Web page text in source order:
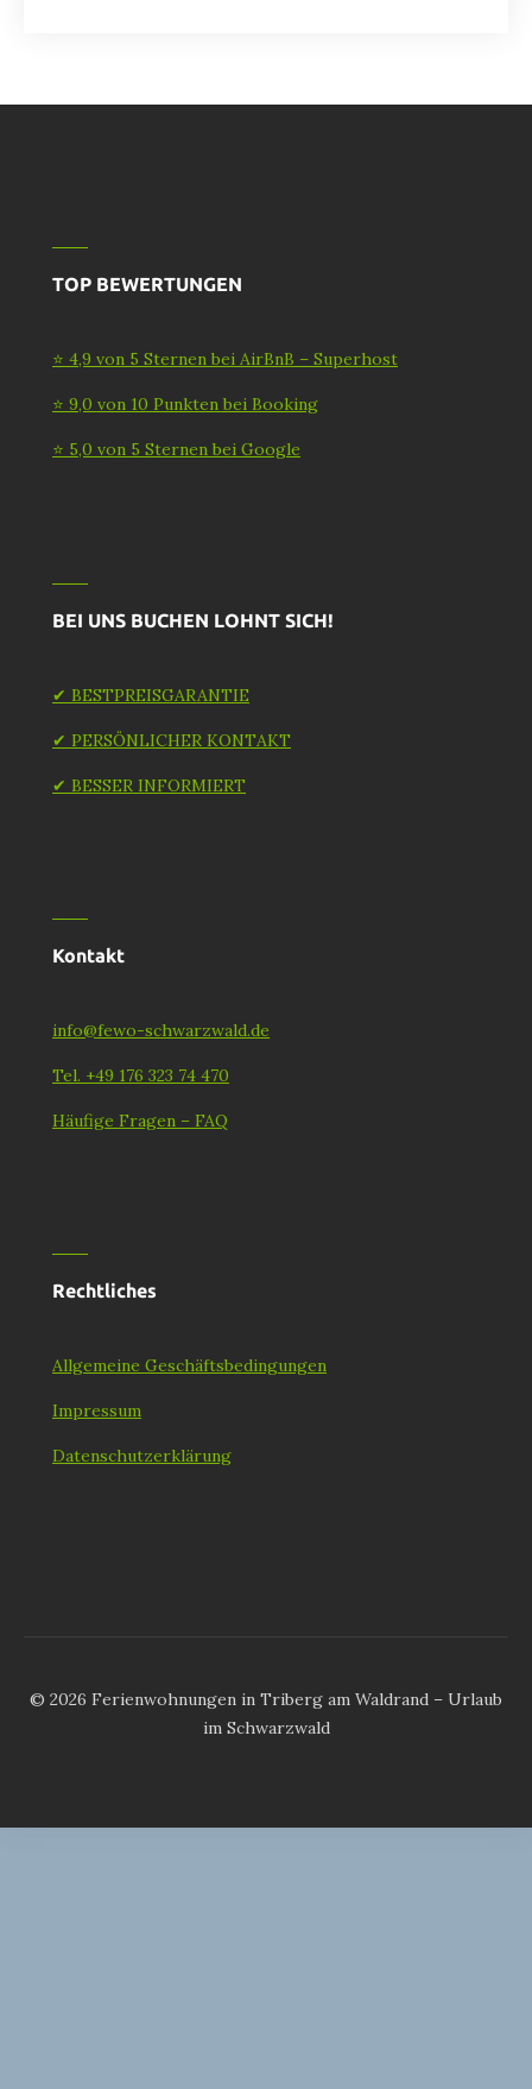
TOP BEWERTUNGEN
⭐ 4,9 von 5 Sternen bei AirBnB – Superhost
⭐ 9,0 von 10 Punkten bei Booking
⭐ 5,0 von 5 Sternen bei Google
BEI UNS BUCHEN LOHNT SICH!
✔ BESTPREISGARANTIE
✔ PERSÖNLICHER KONTAKT
✔ BESSER INFORMIERT
Kontakt
info@fewo-schwarzwald.de
Tel. +49 176 323 74 470
Häufige Fragen – FAQ
Rechtliches
Allgemeine Geschäftsbedingungen
Impressum
Datenschutzerklärung
© 2026 Ferienwohnungen in Triberg am Waldrand – Urlaub
im Schwarzwald